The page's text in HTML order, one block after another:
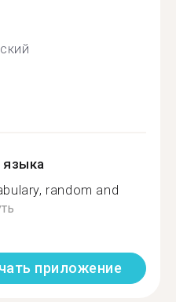
random and
приложение